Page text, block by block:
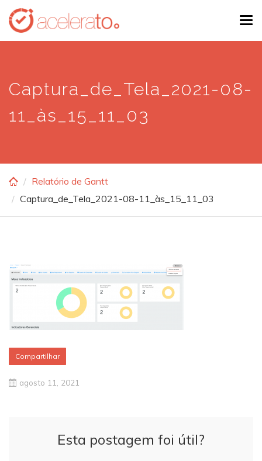
Skip
main
Captura_de_Tela_2021-08-
11_às_15_11_03
Relatório de Gantt
Captura_de_Tela_2021-08-11_às_15_11_03
Compartilhar
agosto 11, 2021
Esta postagem foi útil?